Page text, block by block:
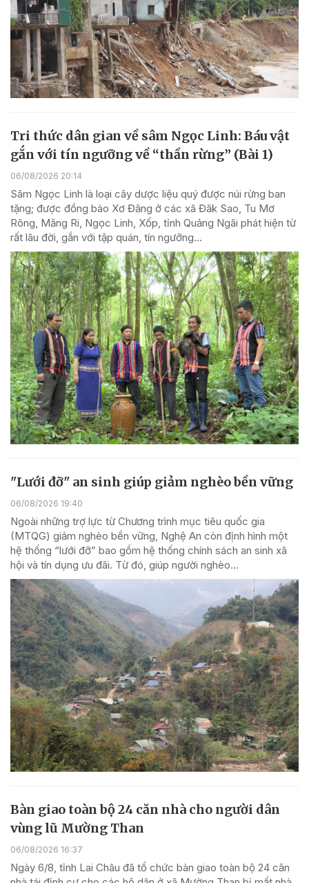
Tri thức dân gian về sâm Ngọc Linh: Báu vật
gắn với tín ngưỡng về “thần rừng” (Bài 1)
06/08/2026 20:14
Sâm Ngọc Linh là loại cây dược liệu quý được núi rừng ban
tặng; được đồng bào Xơ Đăng ở các xã Đăk Sao, Tu Mơ
Rông, Măng Ri, Ngọc Linh, Xốp, tỉnh Quảng Ngãi phát hiện từ
rất lâu đời, gắn với tập quán, tín ngưỡng...
"Lưới đỡ" an sinh giúp giảm nghèo bền vững
06/08/2026 19:40
Ngoài những trợ lực từ Chương trình mục tiêu quốc gia
(MTQG) giảm nghèo bền vững, Nghệ An còn định hình một
hệ thống “lưới đỡ” bao gồm hệ thống chính sách an sinh xã
hội và tín dụng ưu đãi. Từ đó, giúp người nghèo...
Bàn giao toàn bộ 24 căn nhà cho người dân
vùng lũ Mường Than
06/08/2026 16:37
Ngày 6/8, tỉnh Lai Châu đã tổ chức bàn giao toàn bộ 24 căn